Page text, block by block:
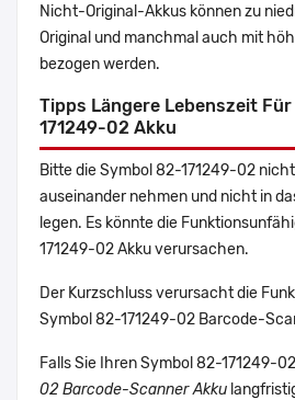
Nicht-Original-Akkus können zu
Original und manchmal auch mit
bezogen werden.
Tipps Längere Lebenszeit
171249-02 Akku
Bitte die Symbol 82-171249-02
auseinander nehmen und nicht in
legen. Es könnte die
171249-02 Akku verursachen.
Der Kurzschluss verursacht die
Symbol 82-171249-02 Barcode-
Falls Sie Ihren Symbol 82-171249-
02 Barcode-Scanner Akku